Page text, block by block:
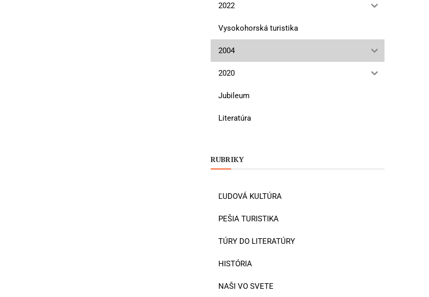
2022
Vysokohorská turistika
2004
2020
Jubileum
Literatúra
RUBRIKY
ĽUDOVÁ KULTÚRA
PEŠIA TURISTIKA
TÚRY DO LITERATÚRY
HISTÓRIA
NAŠI VO SVETE